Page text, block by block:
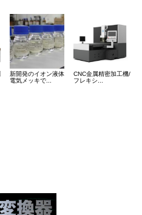
新開発のイオン液体
電気メッキで...
CNC金属精密加工機/
フレキシ...